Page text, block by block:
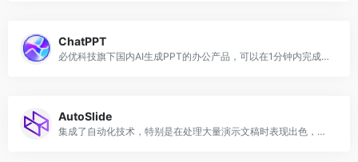
ChatPPT
必优科技旗下国内AI生成PPT的办公产品，可以在1分钟内完成全篇PPT生成、设计与排版。
AutoSlide
集成了自动化技术，特别是在处理大量演示文稿时表现出色，支持云端多人协作编辑